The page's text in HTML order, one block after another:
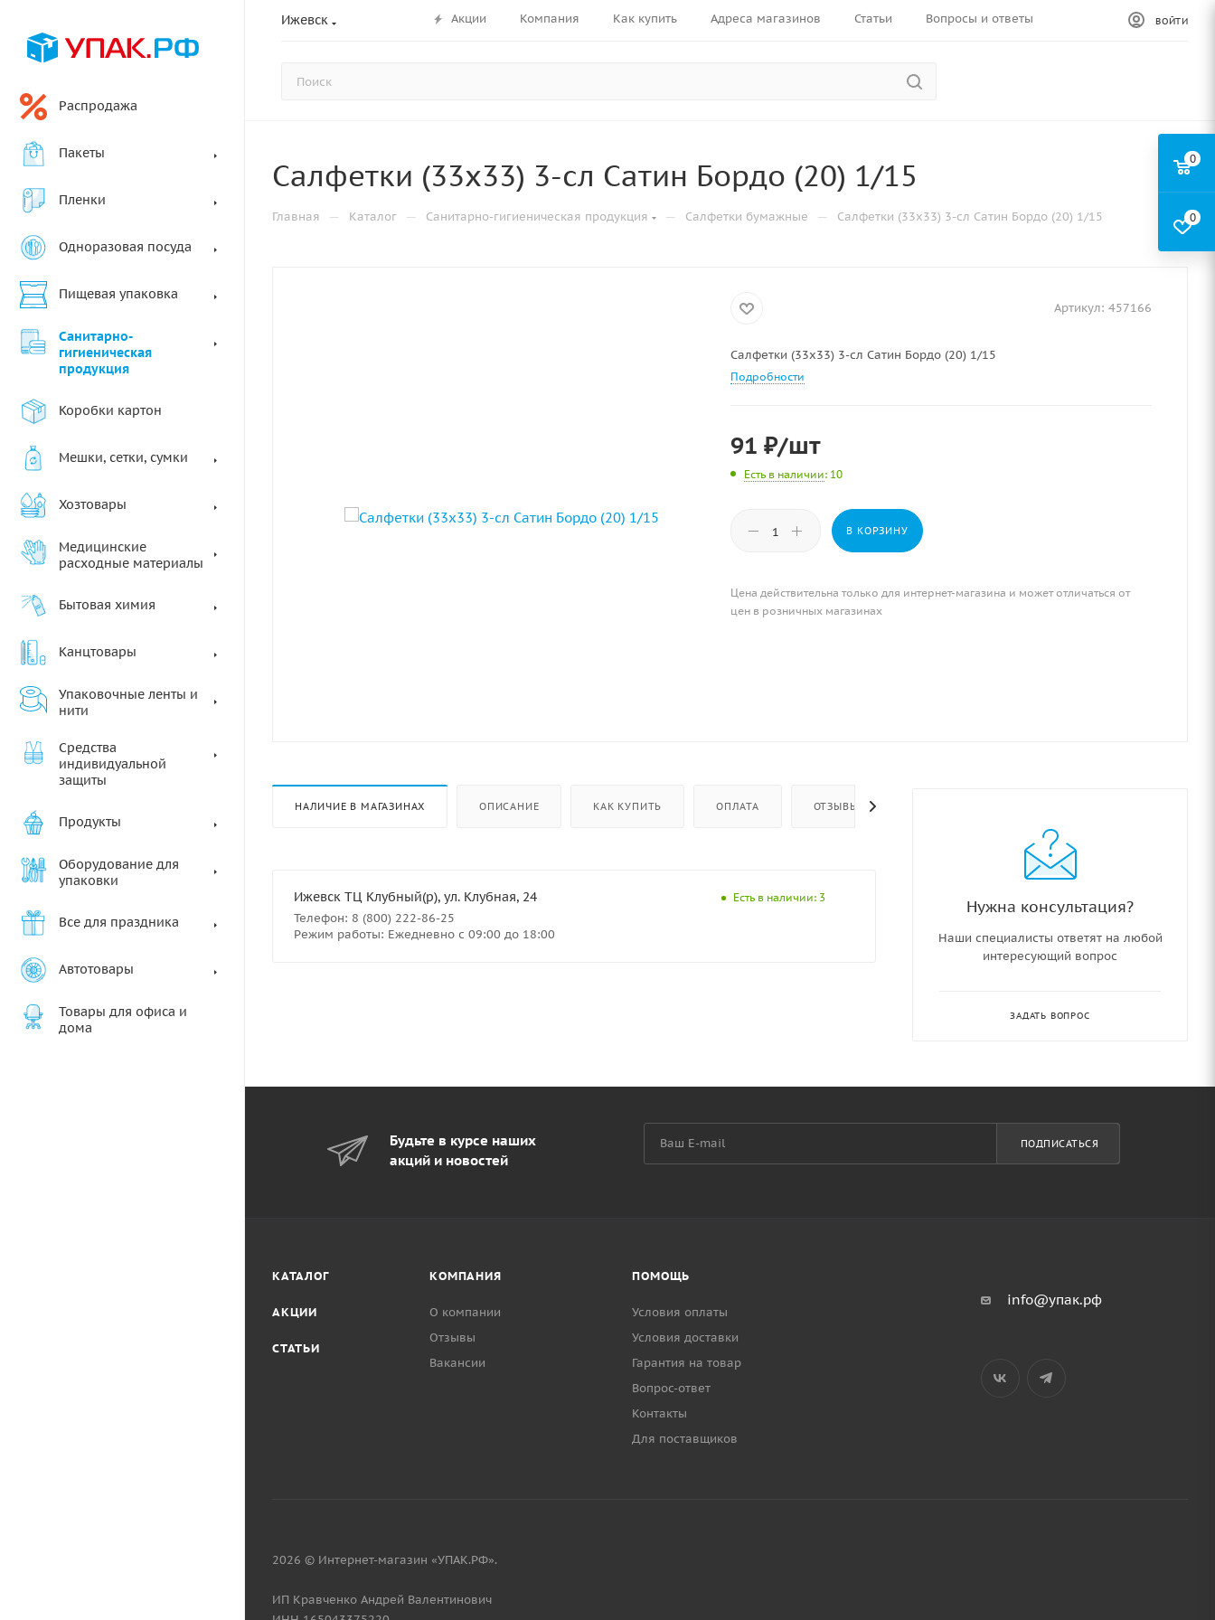
Ижевск Акции Компания Как купить Адреса магазинов Статьи Вопросы и ответы ВОЙТИ
Распродажа
Пакеты
Пленки
Одноразовая посуда
Пищевая упаковка
Санитарно-
гигиеническая
продукция
Коробки картон
Мешки, сетки, сумки
Хозтовары
Медицинские
расходные материалы
Бытовая химия
Канцтовары
Упаковочные ленты и
нити
Средства
индивидуальной
защиты
Продукты
Оборудование для
упаковки
Все для праздника
Автотовары
Товары для офиса и
дома
Салфетки (33х33) 3-сл Сатин Бордо (20) 1/15
Главная — Каталог — Санитарно-гигиеническая продукция — Салфетки бумажные — Салфетки (33х33) 3-сл Сатин Бордо (20) 1/15
Артикул: 457166
Салфетки (33х33) 3-сл Сатин Бордо (20) 1/15
Подробности
91 ₽/шт
Есть в наличии: 10
В КОРЗИНУ
Цена действительна только для интернет-магазина и может отличаться от
цен в розничных магазинах
НАЛИЧИЕ В МАГАЗИНАХ ОПИСАНИЕ КАК КУПИТЬ ОПЛАТА ОТЗЫВЫ
Ижевск ТЦ Клубный(р), ул. Клубная, 24
Телефон: 8 (800) 222-86-25
Режим работы: Ежедневно с 09:00 до 18:00
Есть в наличии: 3 Нужна консультация?
Наши специалисты ответят на любой
интересующий вопрос
ЗАДАТЬ ВОПРОС
Будьте в курсе наших
акций и новостей
ПОДПИСАТЬСЯ
КАТАЛОГ
АКЦИИ
СТАТЬИ
КОМПАНИЯ
О компании
Отзывы
Вакансии
ПОМОЩЬ
Условия оплаты
Условия доставки
Гарантия на товар
Вопрос-ответ
Контакты
Для поставщиков
info@упак.рф
2026 © Интернет-магазин «УПАК.РФ».
ИП Кравченко Андрей Валентинович
0
0